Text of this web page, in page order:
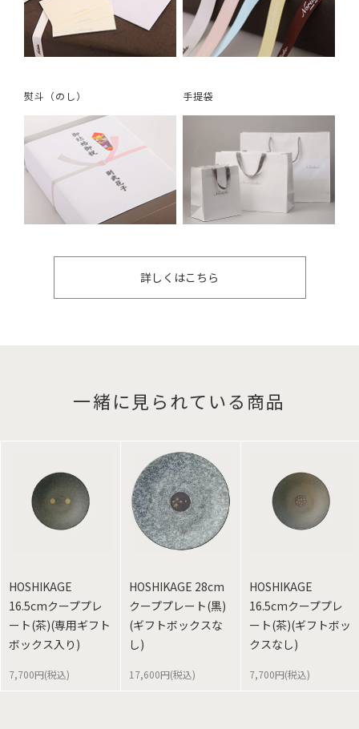
熨斗（のし） 手提袋
詳しくはこちら
一緒に見られている商品
HOSHIKAGE
16.5cmクーププレ
ート(茶)(専用ギフト
ボックス入り)
7,700円(税込)
HOSHIKAGE 28cm
クーププレート(黒)
(ギフトボックスな
し)
17,600円(税込)
HOSHIKAGE
16.5cmクーププレ
ート(茶)(ギフトボッ
クスなし)
7,700円(税込)